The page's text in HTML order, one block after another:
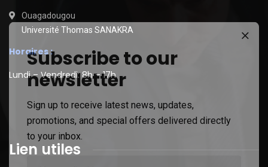
Ouagadougou
Université Thomas SANAKRA
Horaires :
Lundi – Vendredi: 8h – 17h
Lien utiles
Subscribe to our
newsletter
Sign up to receive latest news, updates,
promotions, and special offers delivered directly
to your inbox.